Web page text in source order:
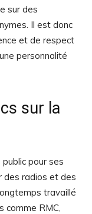
sur des
Il est donc
et de respect
personnalité
sur la
pour ses
des radios et des
travaillé
comme RMC,